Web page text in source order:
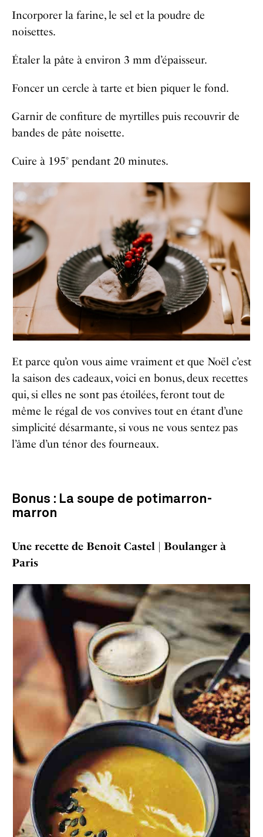
Incorporer la farine, le sel et la poudre de
noisettes.
Étaler la pâte à environ 3 mm d’épaisseur.
Foncer un cercle à tarte et bien piquer le fond.
Garnir de confiture de myrtilles puis recouvrir de
bandes de pâte noisette.
Cuire à 195° pendant 20 minutes.
Et parce qu’on vous aime vraiment et que Noël c’est
la saison des cadeaux, voici en bonus, deux recettes
qui, si elles ne sont pas étoilées, feront tout de
même le régal de vos convives tout en étant d’une
simplicité désarmante, si vous ne vous sentez pas
l’âme d’un ténor des fourneaux.
Bonus : La soupe de potimarron-
marron
Une recette de Benoît Castel | Boulanger à
Paris